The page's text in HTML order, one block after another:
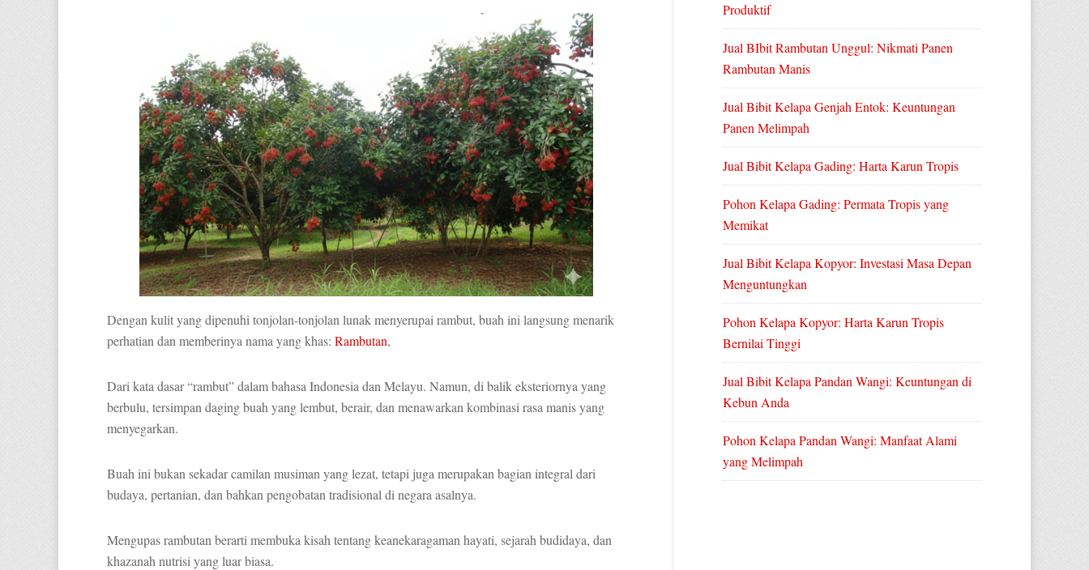
Dengan kulit yang dipenuhi tonjolan-tonjolan lunak menyerupai rambut, buah ini langsung menarik
perhatian dan memberinya nama yang khas: Rambutan,
Dari kata dasar “rambut” dalam bahasa Indonesia dan Melayu. Namun, di balik eksteriornya yang
berbulu, tersimpan daging buah yang lembut, berair, dan menawarkan kombinasi rasa manis yang
menyegarkan.
Buah ini bukan sekadar camilan musiman yang lezat, tetapi juga merupakan bagian integral dari
budaya, pertanian, dan bahkan pengobatan tradisional di negara asalnya.
Mengupas rambutan berarti membuka kisah tentang keanekaragaman hayati, sejarah budidaya, dan
khazanah nutrisi yang luar biasa.
Produktif
Jual BIbit Rambutan Unggul: Nikmati Panen
Rambutan Manis
Jual Bibit Kelapa Genjah Entok: Keuntungan
Panen Melimpah
Jual Bibit Kelapa Gading: Harta Karun Tropis
Pohon Kelapa Gading: Permata Tropis yang
Memikat
Jual Bibit Kelapa Kopyor: Investasi Masa Depan
Menguntungkan
Pohon Kelapa Kopyor: Harta Karun Tropis
Bernilai Tinggi
Jual Bibit Kelapa Pandan Wangi: Keuntungan di
Kebun Anda
Pohon Kelapa Pandan Wangi: Manfaat Alami
yang Melimpah